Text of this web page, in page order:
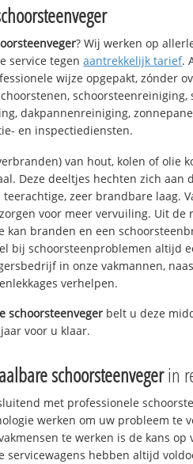
? Wij werken op
service tegenaantrekkelijk tarief.
wijze opgepakt, zónder
schoorsteenreiniging,
dakpannenreiniging,
en inspectiediensten.
van hout, kolen of olie
Deze deeltjes hechten zich aan
zeer brandbare laag.
voor meer vervuiling. Uit de
kan branden en een
bij schoorsteenproblemen altijd
in onze vakmannen,
verhelpen.
schoorsteenveger belt u deze
voor u klaar.
schoorsteenvegerin
met professionele
werken om uw probleem te
te werken is de kans
servicewagens hebben altijd